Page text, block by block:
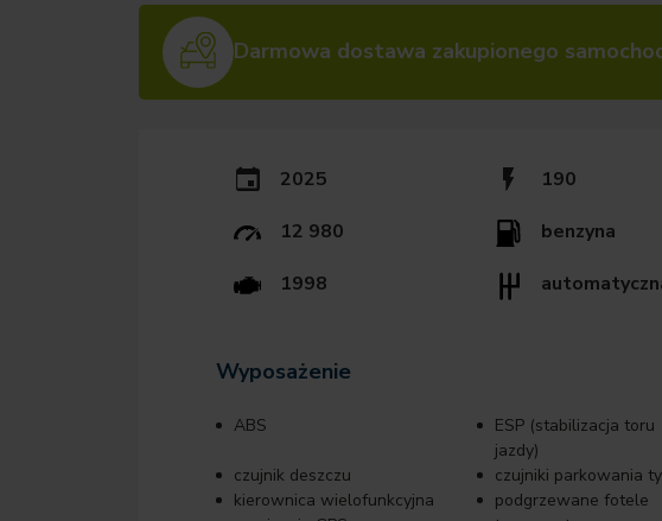
Darmowa dostawa zakupionego
2025 190
12 980
benzyna
1998
Wyposażenie
ABS
ESP (stabilizacja toru
jazdy)
czujnik deszczu czujniki parkowania
kierownica wielofunkcyjna
podgrzewane fotele